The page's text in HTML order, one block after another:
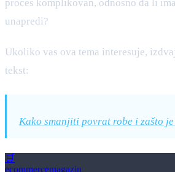
proces komplikovan, odnosno da li
unapredi?
Ukoliko vas ova tema interesuje,
tekst:
Kako smanjiti povrat robe i zašto